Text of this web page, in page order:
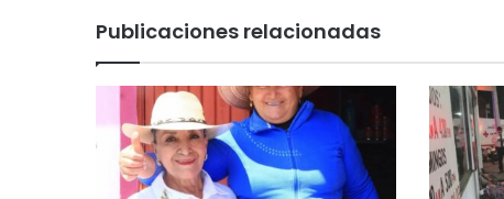
Publicaciones relacionadas